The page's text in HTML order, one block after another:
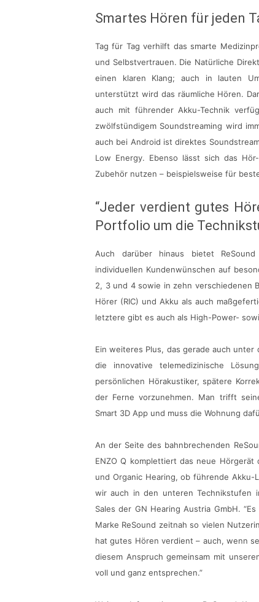
Smartes Hören für jeden
Tag für Tag verhilft das smarte
und Selbstvertrauen. Die Natürliche
einen klaren Klang; auch in lauten
unterstützt wird das räumliche Hören.
auch mit führender Akku-Technik
zwölfstündigem Soundstreaming wird
auch bei Android ist direktes
Low Energy. Ebenso lässt sich das
Zubehör nutzen – beispielsweise für
“Jeder verdient gutes
Portfolio um die
Auch darüber hinaus bietet ReSound
individuellen Kundenwünschen auf
2, 3 und 4 sowie in zehn verschiedenen
Hörer (RIC) und Akku als auch
letztere gibt es auch als High-Power-
Ein weiteres Plus, das gerade auch unter
die innovative telemedizinische
persönlichen Hörakustiker, spätere
der Ferne vorzunehmen. Man trifft
Smart 3D App und muss die Wohnung
An der Seite des bahnbrechenden
ENZO Q komplettiert das neue Hörgerät
und Organic Hearing, ob führende
wir auch in den unteren Technikstufen
Sales der GN Hearing Austria GmbH.
Marke ReSound zeitnah so vielen
hat gutes Hören verdient – auch, wenn
diesem Anspruch gemeinsam mit
voll und ganz entsprechen.”